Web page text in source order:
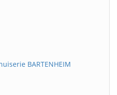
BARTENHEIM